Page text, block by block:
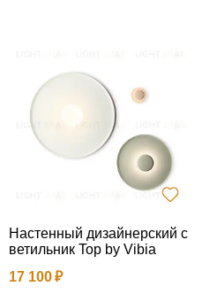
Настенный дизайнерский с
ветильник Top by Vibia
17 100